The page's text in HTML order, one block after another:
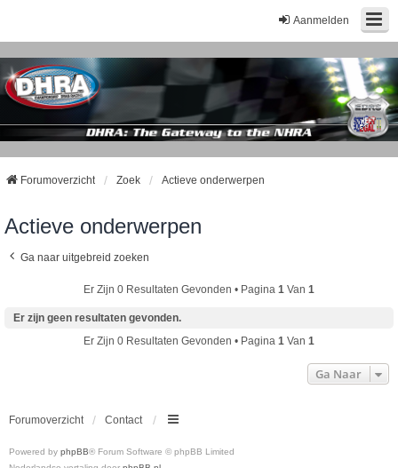
Aanmelden
Forumoverzicht Zoek Actieve onderwerpen
Actieve onderwerpen
Ga naar uitgebreid zoeken
Er Zijn 0 Resultaten Gevonden • Pagina 1 Van 1
Er zijn geen resultaten gevonden.
Er Zijn 0 Resultaten Gevonden • Pagina 1 Van 1
Ga Naar
Forumoverzicht Contact
Powered by phpBB® Forum Software © phpBB Limited